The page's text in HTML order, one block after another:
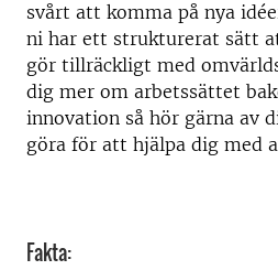
svårt att komma på nya
ni har ett strukturerat sätt
gör tillräckligt med
dig mer om arbetssättet
innovation så hör gärna av
göra för att hjälpa dig med
Fakta: